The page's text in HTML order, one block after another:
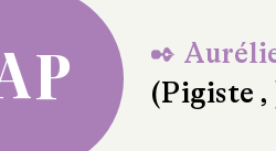
✒
(Pigiste ,